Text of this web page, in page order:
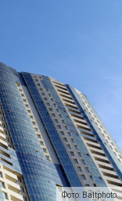
Фото: Baltphoto